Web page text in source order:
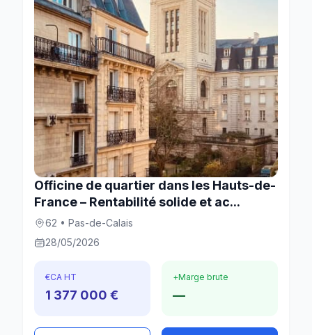
Officine de quartier dans les Hauts-de-
France – Rentabilité solide et ac...
62 • Pas-de-Calais
28/05/2026
€CA HT
1 377 000 €
+Marge brute
—